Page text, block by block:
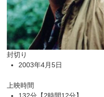
封切り
2003年4月5日
上映時間
132分【2時間12分】